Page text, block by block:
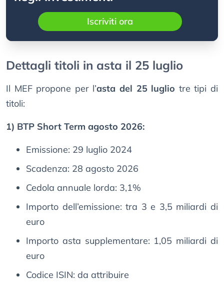
Iscriviti ora
Dettagli titoli in asta il 25 luglio
Il MEF propone per l’asta del 25 luglio tre tipi di
titoli:
1) BTP Short Term agosto 2026:
Emissione: 29 luglio 2024
Scadenza: 28 agosto 2026
Cedola annuale lorda: 3,1%
Importo dell’emissione: tra 3 e 3,5 miliardi di
euro
Importo asta supplementare: 1,05 miliardi di
euro
Codice ISIN: da attribuire